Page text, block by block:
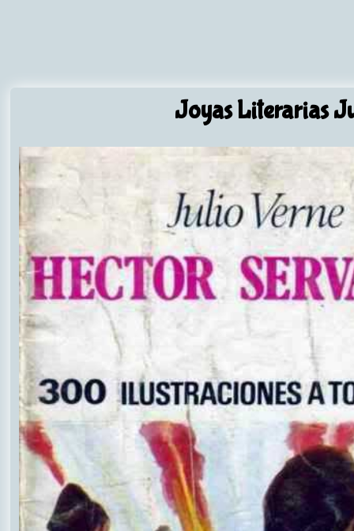
Joyas Literarias